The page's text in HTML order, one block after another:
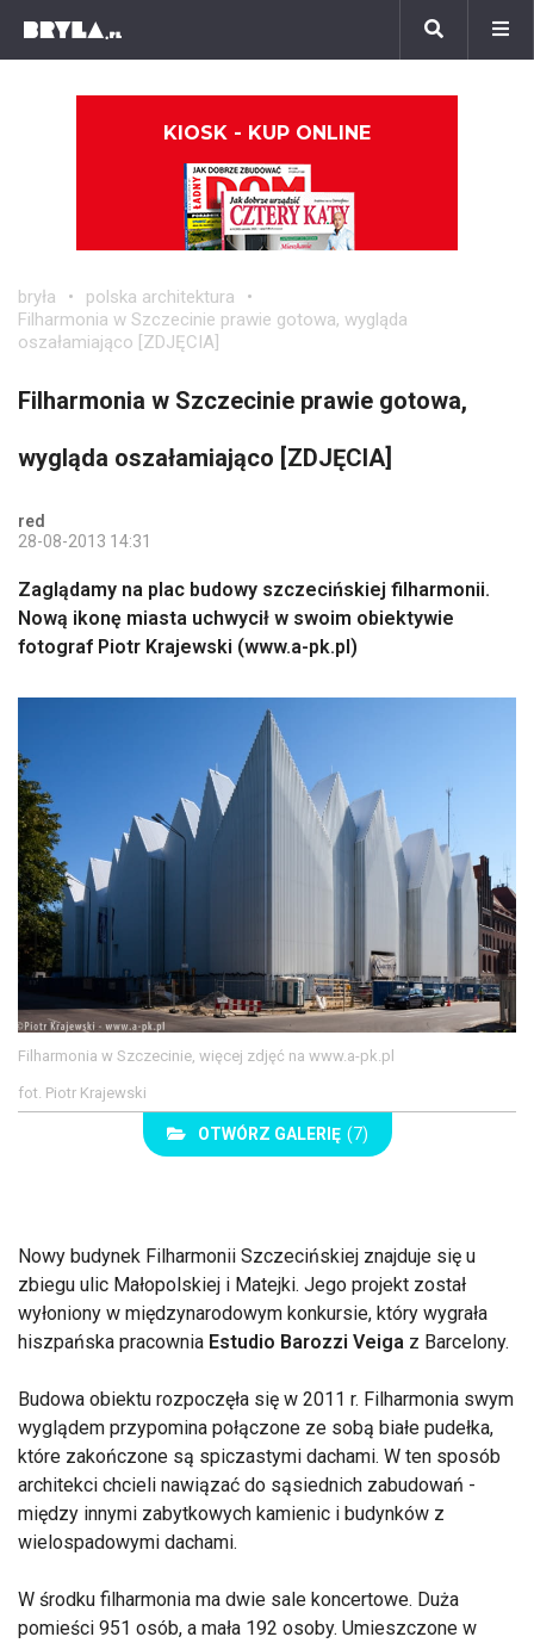
KIOSK - KUP ONLINE
bryła
polska architektura
Filharmonia w Szczecinie prawie gotowa, wygląda
oszałamiająco [ZDJĘCIA]
Filharmonia w Szczecinie prawie gotowa,
wygląda oszałamiająco [ZDJĘCIA]
red
28-08-2013 14:31
Zaglądamy na plac budowy szczecińskiej filharmonii.
Nową ikonę miasta uchwycił w swoim obiektywie
fotograf Piotr Krajewski (www.a-pk.pl)
Filharmonia w Szczecinie, więcej zdjęć na www.a-pk.pl
fot. Piotr Krajewski
OTWÓRZ GALERIĘ (7)
Nowy budynek Filharmonii Szczecińskiej znajduje się u
zbiegu ulic Małopolskiej i Matejki. Jego projekt został
wyłoniony w międzynarodowym konkursie, który wygrała
hiszpańska pracownia Estudio Barozzi Veiga z Barcelony.
Budowa obiektu rozpoczęła się w 2011 r. Filharmonia swym
wyglądem przypomina połączone ze sobą białe pudełka,
które zakończone są spiczastymi dachami. W ten sposób
architekci chcieli nawiązać do sąsiednich zabudowań -
między innymi zabytkowych kamienic i budynków z
wielospadowymi dachami.
W środku filharmonia ma dwie sale koncertowe. Duża
pomieści 951 osób, a mała 192 osoby. Umieszczone w